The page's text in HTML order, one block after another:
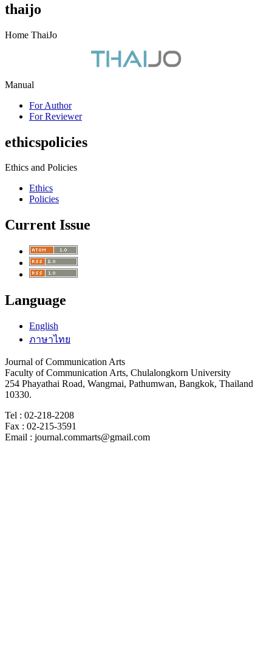
thaijo
Home ThaiJo
Manual
For Author
For Reviewer
ethicspolicies
Ethics and Policies
Ethics
Policies
Current Issue
Language
English
ภาษาไทย
Journal of Communication Arts
Faculty of Communication Arts, Chulalongkorn University
254 Phayathai Road, Wangmai, Pathumwan, Bangkok, Thailand
10330.
Tel : 02-218-2208
Fax : 02-215-3591
Email : journal.commarts@gmail.com